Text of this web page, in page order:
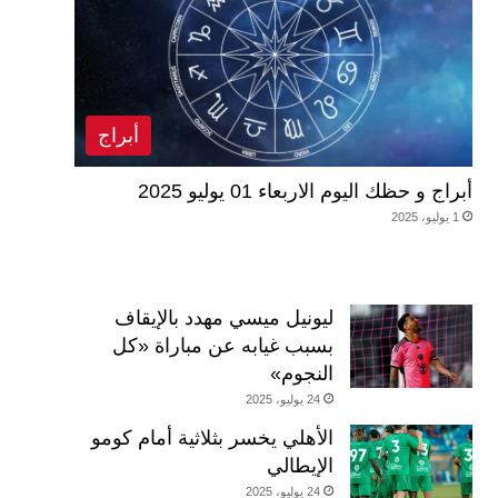
أبراج
أبراج و حظك اليوم الاربعاء 01 يوليو 2025
1 يوليو، 2025
ليونيل ميسي مهدد بالإيقاف
بسبب غيابه عن مباراة «كل
النجوم»
24 يوليو، 2025
الأهلي يخسر بثلاثية أمام كومو
الإيطالي
24 يوليو، 2025